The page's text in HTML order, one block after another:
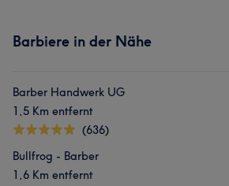
Barbiere in der Nähe
Barber Handwerk UG
1,5 Km entfernt
(636)
Bullfrog - Barber
1,6 Km entfernt